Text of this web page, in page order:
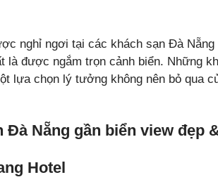
nghỉ ngơi tại các khách sạn Đà
là được ngắm trọn cảnh biển. Những
lựa chọn lý tưởng không nên bỏ qua
Đà Nẵng gần biển view đẹp
Hotel